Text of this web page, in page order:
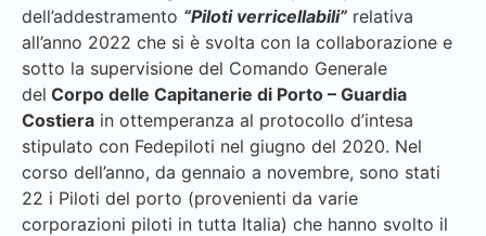
dell’addestramento “Piloti verricellabili” relativa
all’anno 2022 che si è svolta con la collaborazione e
sotto la supervisione del Comando Generale
del Corpo delle Capitanerie di Porto – Guardia
Costiera in ottemperanza al protocollo d’intesa
stipulato con Fedepiloti nel giugno del 2020. Nel
corso dell’anno, da gennaio a novembre, sono stati
22 i Piloti del porto (provenienti da varie
corporazioni piloti in tutta Italia) che hanno svolto il